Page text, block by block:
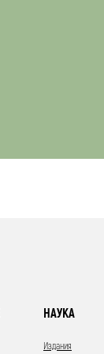
НАУКА
Издания